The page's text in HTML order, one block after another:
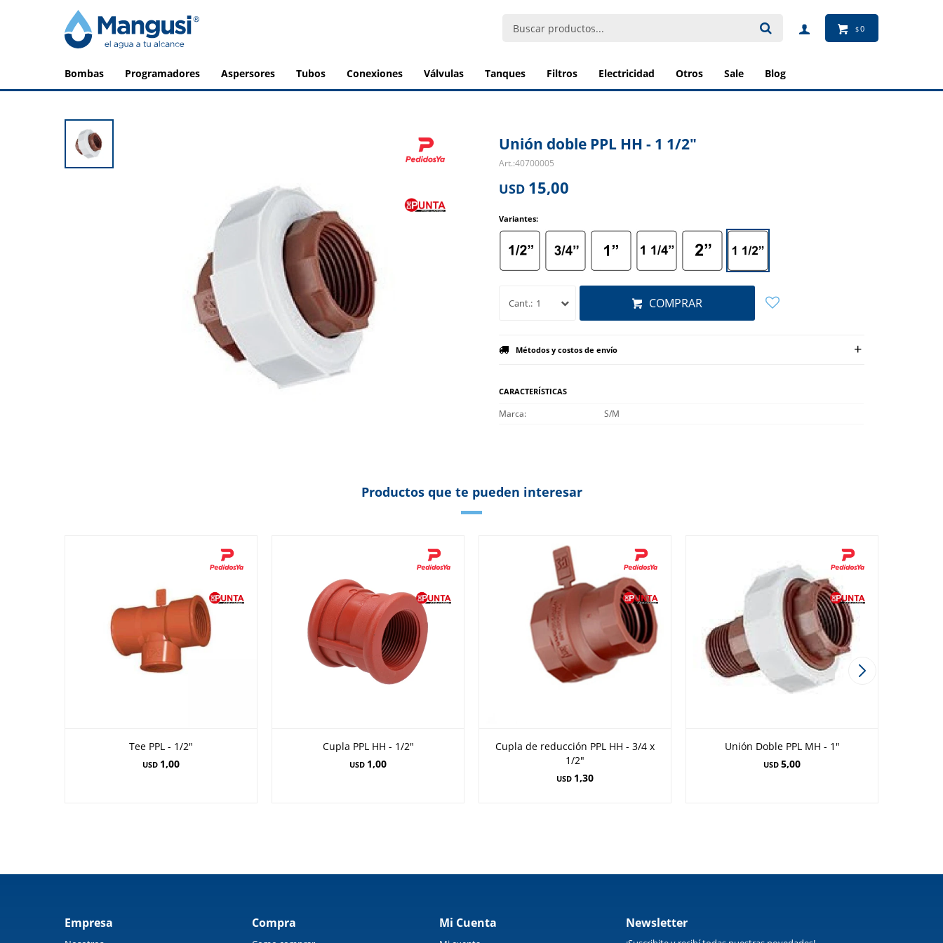
bombas programadores aspersores tubos conexiones válvulas tanques filtros electricidad otros sale blog
$0
Unión doble PPL HH - 1 1/2"
40700005
USD 15,00
Variantes:
1 COMPRAR
Métodos y costos de envío
CARACTERÍSTICAS
Marca S/M
Productos que te pueden interesar
Tee PPL - 1/2"
USD 1,00
Cupla PPL HH - 1/2"
USD 1,00
Cupla de reducción PPL HH - 3/4 x
1/2"
USD 1,30
Unión Doble PPL MH - 1"
USD 5,00
Empresa Compra Mi Cuenta Newsletter